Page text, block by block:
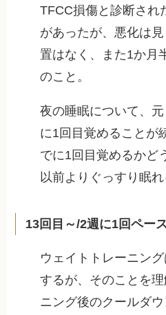
TFCC損傷と診断され
があったが、悪化は
置はなく、また1か月
のこと。
夜の睡眠について、
に1回目覚めることが
でに1回目覚めるかど
以前よりぐっすり眠れ
13回目～/2週に1回ペー
ウェイトトレーニン
するが、そのことを
ニング後のクールダ